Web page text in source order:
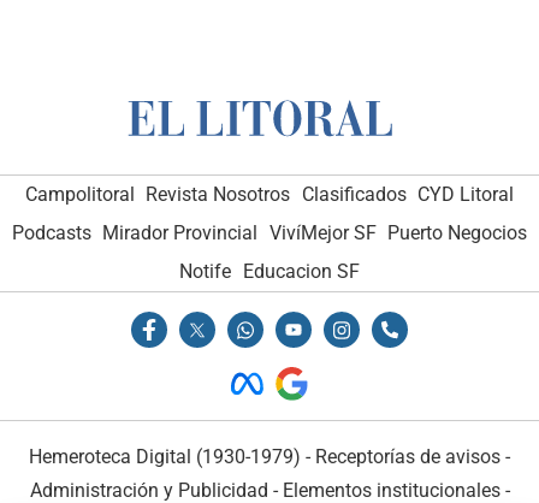
Campolitoral Revista Nosotros Clasificados CYD Litoral
Podcasts Mirador Provincial VivíMejor SF Puerto Negocios
Notife Educacion SF
Hemeroteca Digital (1930-1979) - Receptorías de avisos -
Administración y Publicidad - Elementos institucionales-